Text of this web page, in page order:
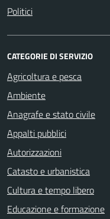
Politici
CATEGORIE DI SERVIZIO
Agricoltura e pesca
Ambiente
Anagrafe e stato civile
Appalti pubblici
Autorizzazioni
Catasto e urbanistica
Cultura e tempo libero
Educazione e formazione